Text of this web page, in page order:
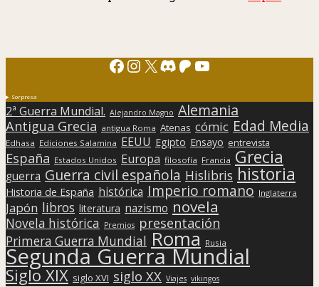
Facebook
Instagram
X Discord
Patreon
YouTube
Sorpresa
2ª Guerra Mundial. Alejandro Magno Alemania
Antigua Grecia antigua Roma Atenas cómic Edad Media
Edhasa Ediciones Salamina EEUU Egipto Ensayo entrevista
España Estados Unidos Europa filosofía Francia Grecia
guerra Guerra civil española Hislibris historia
Historia de España histórica Imperio romano Inglaterra
Japón libros literatura nazismo novela
Novela histórica Premios presentación
Primera Guerra Mundial Roma Rusia
Segunda Guerra Mundial
Siglo XIX siglo XVI siglo XX Viajes vikingos